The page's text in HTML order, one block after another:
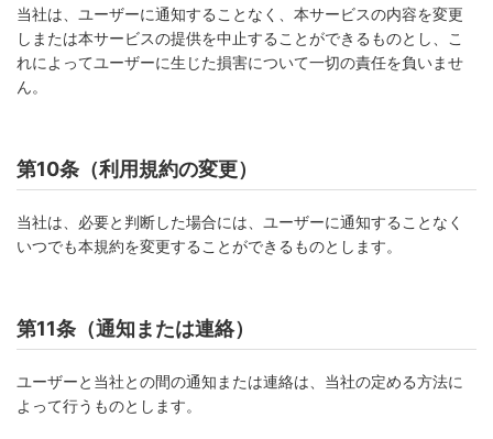
当社は、ユーザーに通知することなく、本サービスの内容を変更
しまたは本サービスの提供を中止することができるものとし、こ
れによってユーザーに生じた損害について一切の責任を負いませ
ん。
第10条（利用規約の変更）
当社は、必要と判断した場合には、ユーザーに通知することなく
いつでも本規約を変更することができるものとします。
第11条（通知または連絡）
ユーザーと当社との間の通知または連絡は、当社の定める方法に
よって行うものとします。